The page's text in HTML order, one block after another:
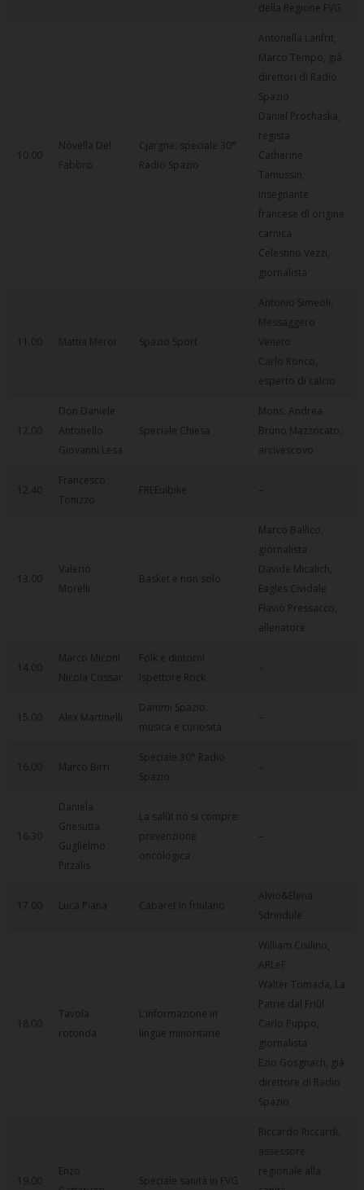
della Regione FVG
10.00
Novella Del
Fabbro
Cjargne: speciale 30°
Radio Spazio
Antonella Lanfrit,
Marco Tempo, già
direttori di Radio
Spazio
Daniel Prochaska,
regista
Catherine
Tamussin,
insegnante
francese di origine
carnica
Celestino Vezzi,
giornalista
11.00 Mattia Meroi Spazio Sport
Antonio Simeoli,
Messaggero
Veneto
Carlo Ronco,
esperto di calcio
12.00
Don Daniele
Antonello
Giovanni Lesa
Speciale Chiesa
Mons. Andrea
Bruno Mazzocato,
arcivescovo
12.40
Francesco
Tonizzo
FREEulbike
13.00
Valerio
Morelli
Basket e non solo
Marco Ballico,
giornalista
Davide Micalich,
Eagles Cividale
Flavio Pressacco,
allenatore
14.00
Marco Miconi
Nicola Cossar
Folk e dintorni
Ispettore Rock
15.00 Alex Martinelli
Dammi Spazio:
musica e curiosità
–
16.00 Marco Birri
Speciale 30° Radio
Spazio
16.30
Daniela
Gnesutta
Guglielmo
Pitzalis
La salût no si compre:
prevenzione
oncologica
–
17.00 Luca Piana Cabaret in friulano
Alvio&Elena
Sdrindule
18.00
Tavola
rotonda
L’informazione in
lingue minoritarie
William Cisilino,
ARLeF
Walter Tomada, La
Patrie dal Friûl
Carlo Puppo,
giornalista
Ezio Gosgnach, già
direttore di Radio
Spazio
19.00
Enzo
Speciale sanità in FVG
Riccardo Riccardi,
assessore
regionale alla